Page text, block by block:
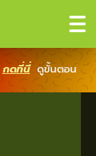
กดที่นี่ ดูขั้นตอน